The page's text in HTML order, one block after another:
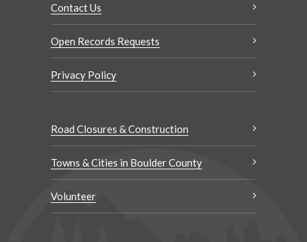
Contact Us
Open Records Requests
Privacy Policy
Road Closures & Construction
Towns & Cities in Boulder County
Volunteer